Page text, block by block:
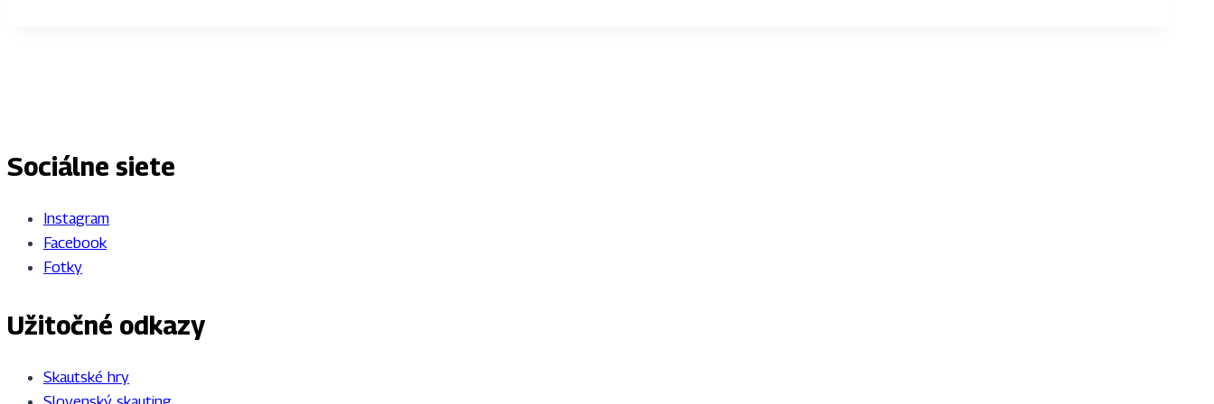
Sociálne siete
Instagram
Facebook
Fotky
Užitočné odkazy
Skautské hry